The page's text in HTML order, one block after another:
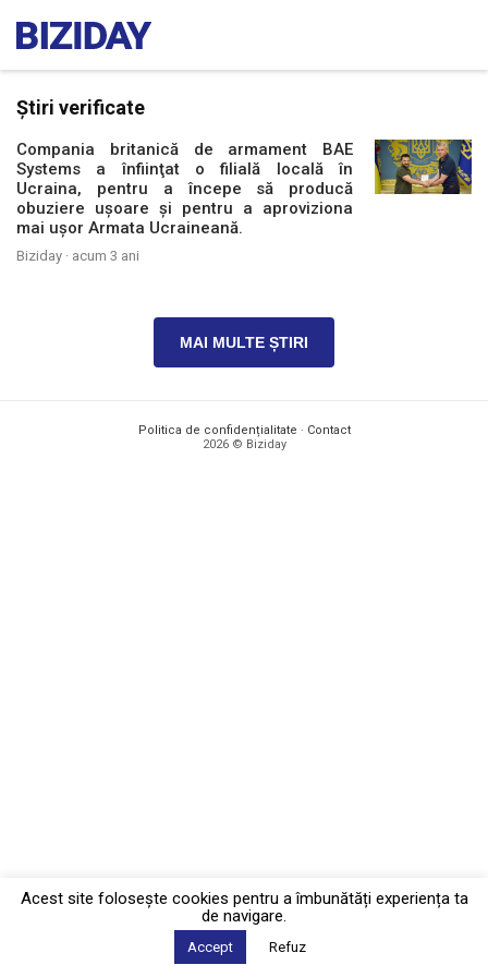
Știri verificate
Compania britanică de armament BAE
Systems a înfiinţat o filială locală în
Ucraina, pentru a începe să producă
obuziere ușoare și pentru a aproviziona
mai ușor Armata Ucraineană.
Biziday · acum 3 ani
MAI MULTE ȘTIRI
Politica de confidențialitate · Contact
2026 © Biziday
Acest site foloseşte cookies pentru a îmbunătăți experiența ta
de navigare.
Accept Refuz